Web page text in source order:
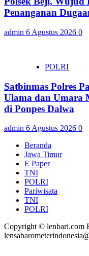
Penanganan
admin 6 Agustus 2026 0
POLRI
Satbinmas Polres
Ulama dan Umara
di Ponpes Dalwa
admin 6 Agustus 2026 0
Beranda
Jawa Timur
E Paper
TNI
POLRI
Pariwisata
TNI
POLRI
Copyright © lenbari.com